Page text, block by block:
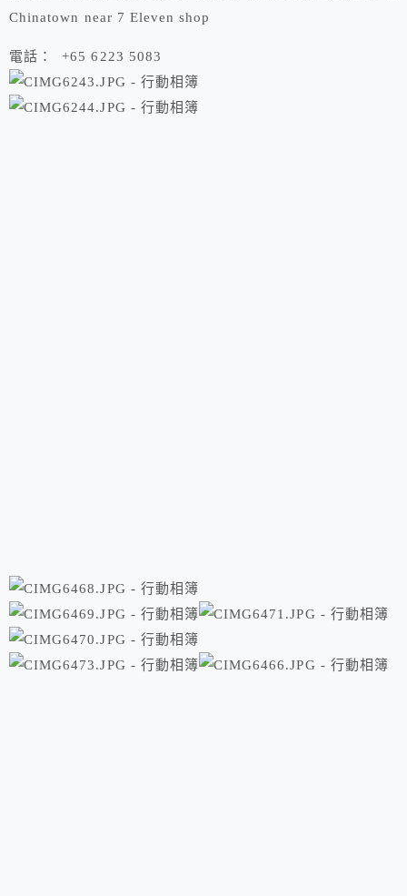
Chinatown near 7 Eleven shop
電話： +65 6223 5083